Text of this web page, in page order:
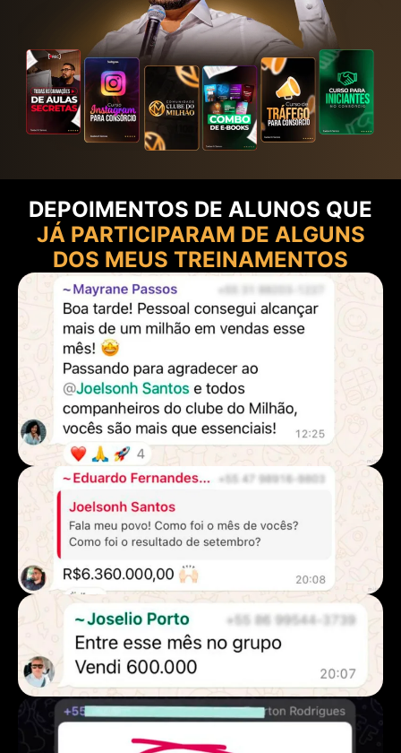
DEPOIMENTOS DE ALUNOS QUE
JÁ PARTICIPARAM DE ALGUNS
DOS MEUS TREINAMENTOS